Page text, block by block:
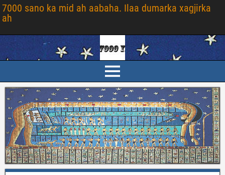
7000 sano ka mid ah aabaha. Ilaa dumarka xagjirka
ah